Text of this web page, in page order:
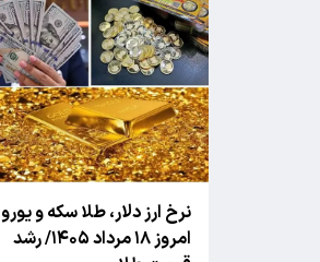
نرخ ارز دلار، طلا سکه و یورو
امروز ۱۸ مرداد ۱۴۰۵/ رشد